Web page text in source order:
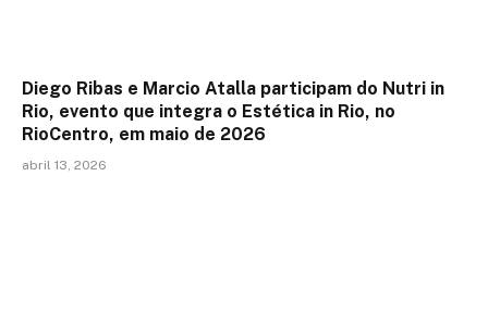
Diego Ribas e Marcio Atalla participam do Nutri in
Rio, evento que integra o Estética in Rio, no
RioCentro, em maio de 2026
abril 13, 2026